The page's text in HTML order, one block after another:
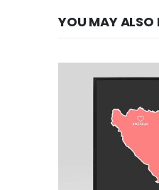
YOU MAY ALSO